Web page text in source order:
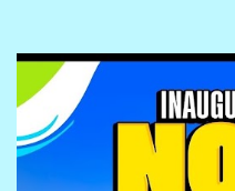
devido ao extensivo molhe de
de altura, não apresentando
se sabe ao certo porque a
historias foram esquecidas ao
frequentada por moradores e